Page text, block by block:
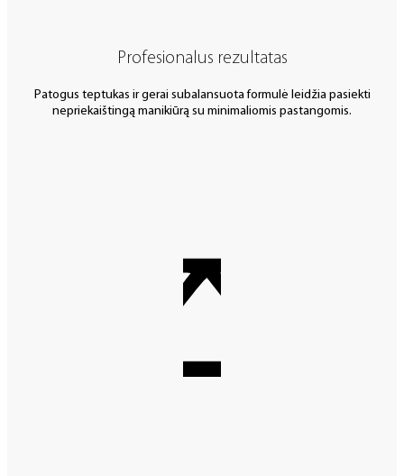
Profesionalus rezultatas
Patogus teptukas ir gerai subalansuota formulė leidžia pasiekti
nepriekaištingą manikiūrą su minimaliomis pastangomis.